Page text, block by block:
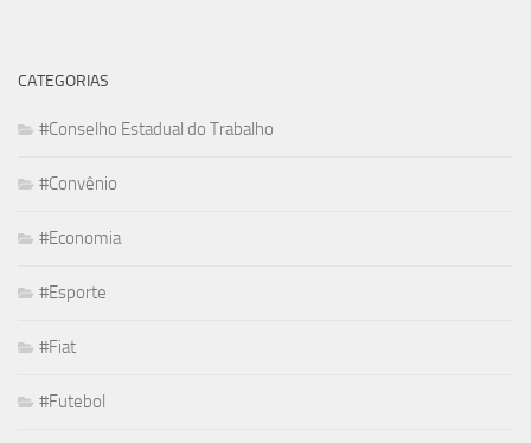
CATEGORIAS
#Conselho Estadual do Trabalho
#Convênio
#Economia
#Esporte
#Fiat
#Futebol